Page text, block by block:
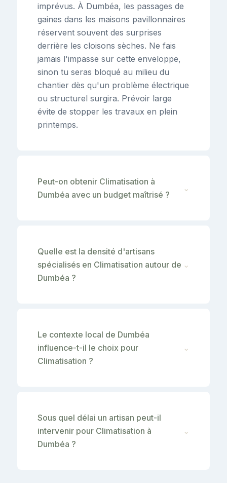
imprévus. À Dumbéa, les passages de
gaines dans les maisons pavillonnaires
réservent souvent des surprises
derrière les cloisons sèches. Ne fais
jamais l'impasse sur cette enveloppe,
sinon tu seras bloqué au milieu du
chantier dès qu'un problème électrique
ou structurel surgira. Prévoir large
évite de stopper les travaux en plein
printemps.
Peut-on obtenir Climatisation à
Dumbéa avec un budget maîtrisé ?
⌄
Quelle est la densité d'artisans
spécialisés en Climatisation autour de
Dumbéa ?
⌄
Le contexte local de Dumbéa
influence-t-il le choix pour
Climatisation ?
⌄
Sous quel délai un artisan peut-il
intervenir pour Climatisation à
Dumbéa ?
⌄